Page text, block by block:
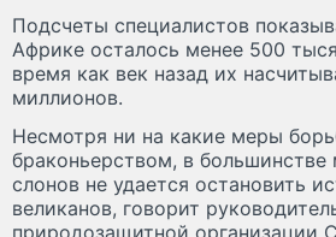
Подсчеты специалистов
Африке осталось менее 500
время как век назад их
миллионов.
Несмотря ни на какие меры
браконьерством, в большинстве
слонов не удается остановить
великанов, говорит
природозащитной организации